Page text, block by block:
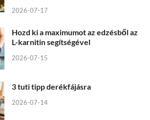
2026-07-17
Hozd ki a maximumot az edzésből az
L-karnitin segítségével
2026-07-15
3 tuti tipp derékfájásra
2026-07-14